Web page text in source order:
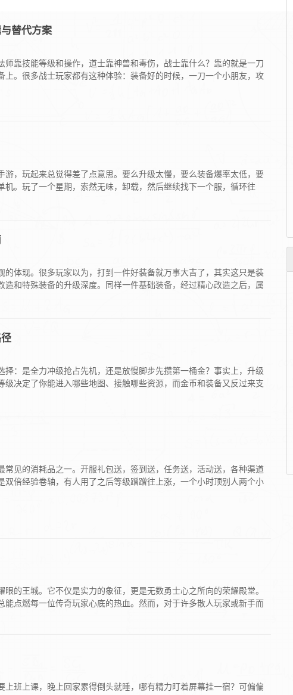
替代方案
靠技能等级和操作，道士靠神兽和毒伤，战士靠什么？靠的就是一刀
。很多战士玩家都有这种体验：装备好的时候，一刀一个小朋友，攻
，玩起来总觉得差了点意思。要么升级太慢，要么装备爆率太低，要
。玩了一个星期，索然无味，卸载，然后继续找下一个服，循环往
体现。很多玩家以为，打到一件好装备就万事大吉了，其实这只是装
和特殊装备的升级深度。同样一件基础装备，经过精心改造之后，属
：是全力冲级抢占先机，还是放慢脚步先攒第一桶金？事实上，升级
决定了你能进入哪些地图、接触哪些资源，而金币和装备又反过来支
见的消耗品之一。开服礼包送，签到送，任务送，活动送，各种渠道
倍经验卷轴，有人用了之后等级蹭蹭往上涨，一个小时顶别人两个小
的王城。它不仅是实力的象征，更是无数勇士心之所向的荣耀殿堂。
点燃每一位传奇玩家心底的热血。然而，对于许多散人玩家或新手而
班上课，晚上回家累得倒头就睡，哪有精力盯着屏幕挂一宿？可偏偏